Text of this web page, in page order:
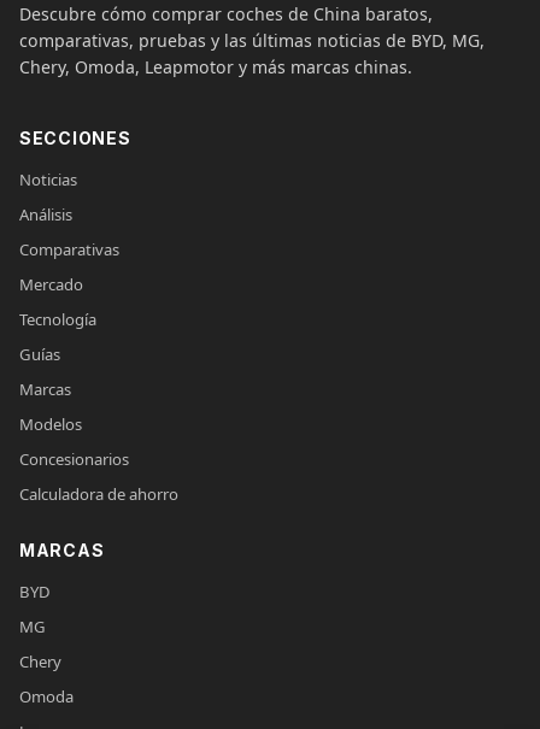
Descubre cómo comprar coches de China baratos,
comparativas, pruebas y las últimas noticias de BYD, MG,
Chery, Omoda, Leapmotor y más marcas chinas.
SECCIONES
Noticias
Análisis
Comparativas
Mercado
Tecnología
Guías
Marcas
Modelos
Concesionarios
Calculadora de ahorro
MARCAS
BYD
MG
Chery
Omoda